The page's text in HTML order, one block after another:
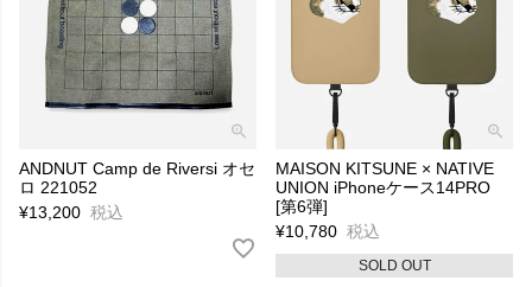
ANDNUT Camp de Riversi オセ
ロ 221052
¥13,200 税込
MAISON KITSUNE × NATIVE
UNION iPhoneケース14PRO
[第6弾]
¥10,780 税込
SOLD OUT